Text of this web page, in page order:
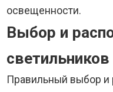
освещенности.
Выбор и
светильников
Правильный выбор и